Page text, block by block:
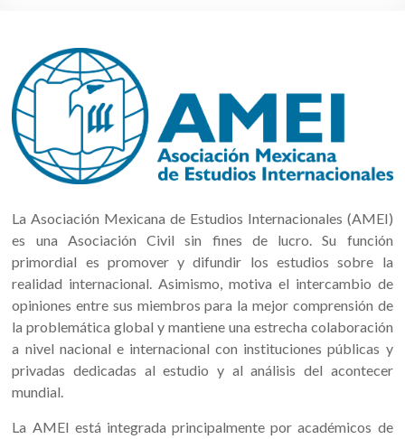
La Asociación Mexicana de Estudios Internacionales (AMEI)
es una Asociación Civil sin fines de lucro. Su función
primordial es promover y difundir los estudios sobre la
realidad internacional. Asimismo, motiva el intercambio de
opiniones entre sus miembros para la mejor comprensión de
la problemática global y mantiene una estrecha colaboración
a nivel nacional e internacional con instituciones públicas y
privadas dedicadas al estudio y al análisis del acontecer
mundial.
La AMEI está integrada principalmente por académicos de